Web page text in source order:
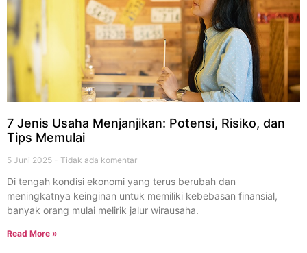
7 Jenis Usaha Menjanjikan: Potensi, Risiko, dan
Tips Memulai
5 Juni 2025 Tidak ada komentar
Di tengah kondisi ekonomi yang terus berubah dan
meningkatnya keinginan untuk memiliki kebebasan finansial,
banyak orang mulai melirik jalur wirausaha.
Read More »